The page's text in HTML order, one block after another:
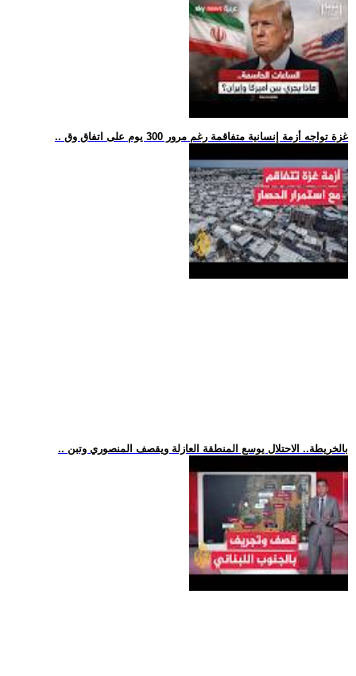
.. غزة تواجه أزمة إنسانية متفاقمة رغم مرور 300 يوم على اتفاق وق
.. بالخريطة.. الاحتلال يوسع المنطقة العازلة ويقصف المنصوري وتبن